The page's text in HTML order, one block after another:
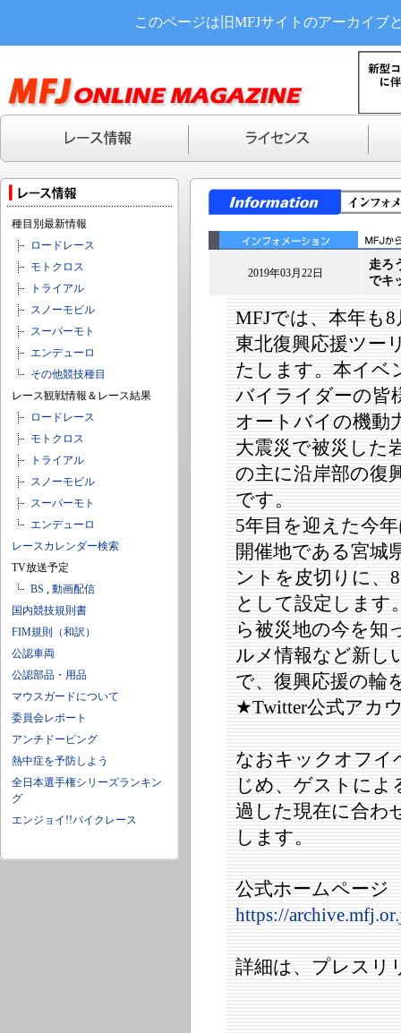
このページは旧MFJサイトのアーカイブ
種目別最新情報
ロードレース
モトクロス
トライアル
スノーモビル
スーパーモト
エンデューロ
その他競技種目
レース観戦情報＆レース結果
ロードレース
モトクロス
トライアル
スノーモビル
スーパーモト
エンデューロ
レースカレンダー検索
TV放送予定
BS , 動画配信
国内競技規則書
FIM規則（和訳）
公認車両
公認部品・用品
マウスガードについて
委員会レポート
アンチドーピング
熱中症を予防しよう
全日本選手権シリーズランキン
グ
エンジョイ!!バイクレース
2019年03月22日
走ろ
でキ
MFJでは、本年も
東北復興応援ツー
たします。本イベ
バイライダーの皆
オートバイの機動
大震災で被災した
の主に沿岸部の復
です。
5年目を迎えた今
開催地である宮城
ントを皮切りに、
として設定します
ら被災地の今を知
ルメ情報など新し
で、復興応援の輪
★Twitter公式アカ
なおキックオフイ
じめ、ゲストによ
過した現在に合わ
します。
公式ホームページ
https://
詳細は、プレスリ